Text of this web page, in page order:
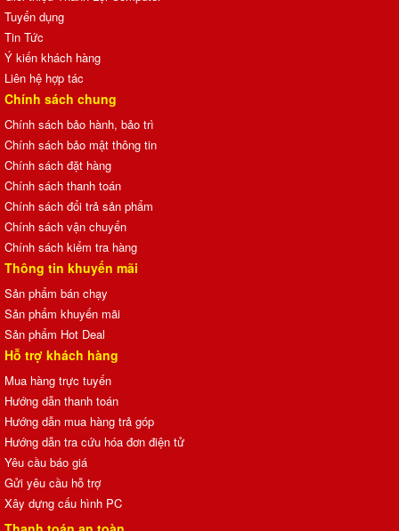
Tuyển dụng
Tin Tức
Ý kiến khách hàng
Liên hệ hợp tác
Chính sách chung
Chính sách bảo hành, bảo trì
Chính sách bảo mật thông tin
Chính sách đặt hàng
Chính sách thanh toán
Chính sách đổi trả sản phẩm
Chính sách vận chuyển
Chính sách kiểm tra hàng
Thông tin khuyến mãi
Sản phẩm bán chạy
Sản phẩm khuyến mãi
Sản phẩm Hot Deal
Hỗ trợ khách hàng
Mua hàng trực tuyến
Hướng dẫn thanh toán
Hướng dẫn mua hàng trả góp
Hướng dẫn tra cứu hóa đơn điện tử
Yêu cầu báo giá
Gửi yêu cầu hỗ trợ
Xây dựng cấu hình PC